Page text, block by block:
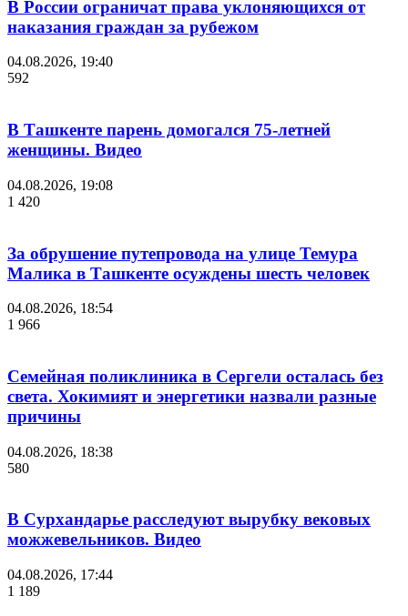
В России ограничат права уклоняющихся от
наказания граждан за рубежом
04.08.2026, 19:40
592
В Ташкенте парень домогался 75-летней
женщины. Видео
04.08.2026, 19:08
1 420
За обрушение путепровода на улице Темура
Малика в Ташкенте осуждены шесть человек
04.08.2026, 18:54
1 966
Семейная поликлиника в Сергели осталась без
света. Хокимият и энергетики назвали разные
причины
04.08.2026, 18:38
580
В Сурхандарье расследуют вырубку вековых
можжевельников. Видео
04.08.2026, 17:44
1 189